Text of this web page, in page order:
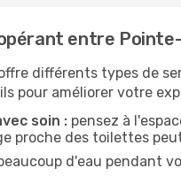
entre
différents types de
pour améliorer votre
soin : pensez à
proche des toilettes
d'eau pendant